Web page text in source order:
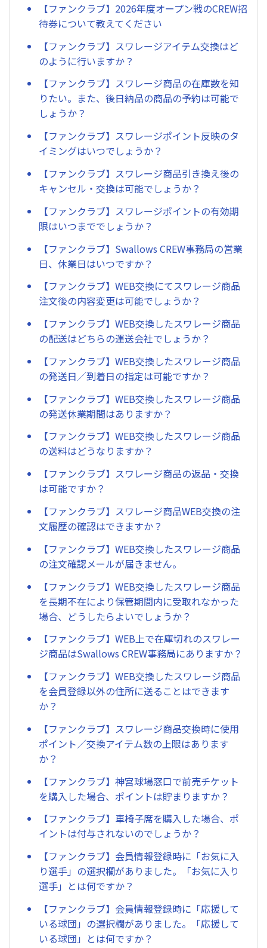
【ファンクラブ】2026年度オープン戦のCREW招
待券について教えてください
【ファンクラブ】スワレージアイテム交換はど
のように行いますか？
【ファンクラブ】スワレージ商品の在庫数を知
りたい。また、後日納品の商品の予約は可能で
しょうか？
【ファンクラブ】スワレージポイント反映のタ
イミングはいつでしょうか？
【ファンクラブ】スワレージ商品引き換え後の
キャンセル・交換は可能でしょうか？
【ファンクラブ】スワレージポイントの有効期
限はいつまででしょうか？
【ファンクラブ】Swallows CREW事務局の営業
日、休業日はいつですか？
【ファンクラブ】WEB交換にてスワレージ商品
注文後の内容変更は可能でしょうか？
【ファンクラブ】WEB交換したスワレージ商品
の配送はどちらの運送会社でしょうか？
【ファンクラブ】WEB交換したスワレージ商品
の発送日／到着日の指定は可能ですか？
【ファンクラブ】WEB交換したスワレージ商品
の発送休業期間はありますか？
【ファンクラブ】WEB交換したスワレージ商品
の送料はどうなりますか？
【ファンクラブ】スワレージ商品の返品・交換
は可能ですか？
【ファンクラブ】スワレージ商品WEB交換の注
文履歴の確認はできますか？
【ファンクラブ】WEB交換したスワレージ商品
の注文確認メールが届きません。
【ファンクラブ】WEB交換したスワレージ商品
を長期不在により保管期間内に受取れなかった
場合、どうしたらよいでしょうか？
【ファンクラブ】WEB上で在庫切れのスワレー
ジ商品はSwallows CREW事務局にありますか？
【ファンクラブ】WEB交換したスワレージ商品
を会員登録以外の住所に送ることはできます
か？
【ファンクラブ】スワレージ商品交換時に使用
ポイント／交換アイテム数の上限はあります
か？
【ファンクラブ】神宮球場窓口で前売チケット
を購入した場合、ポイントは貯まりますか？
【ファンクラブ】車椅子席を購入した場合、ポ
イントは付与されないのでしょうか？
【ファンクラブ】会員情報登録時に「お気に入
り選手」の選択欄がありました。「お気に入り
選手」とは何ですか？
【ファンクラブ】会員情報登録時に「応援して
いる球団」の選択欄がありました。「応援して
いる球団」とは何ですか？